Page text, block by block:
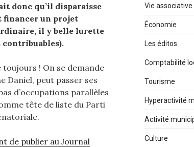
donc qu’il disparaisse
financer un projet
il y belle lurette
contribuables).
! On se demande
Daniel, peut passer ses
d’occupations parallèles
tête de liste du Parti
de publier au Journal
Vie associative
Économie
Les éditos
Comptabilité
Tourisme
Hyperactivité
Activité
Culture